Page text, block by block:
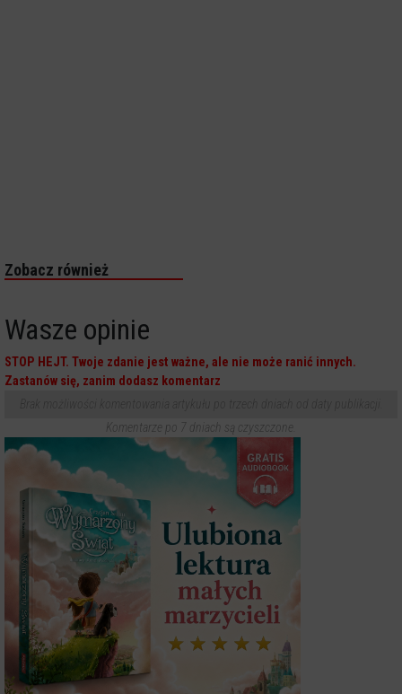
Zobacz również
Wasze opinie
STOP HEJT. Twoje zdanie jest ważne, ale nie może ranić innych.
Zastanów się, zanim dodasz komentarz
Komentarze po 7 dniach są czyszczone.